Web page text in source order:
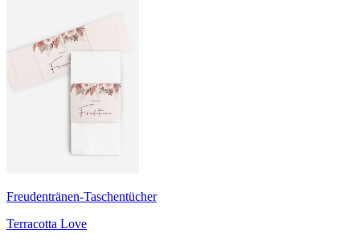
Freudentränen-Taschentücher
Terracotta Love